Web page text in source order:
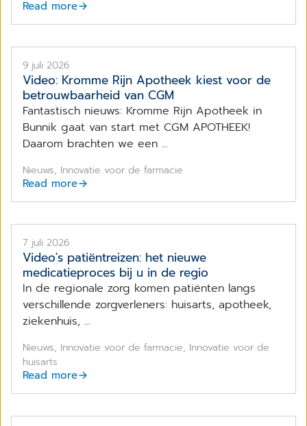
Read more
9 juli 2026
Video: Kromme Rijn Apotheek kiest voor de
betrouwbaarheid van CGM
Fantastisch nieuws: Kromme Rijn Apotheek in
Bunnik gaat van start met CGM APOTHEEK!
Daarom brachten we een ...
Nieuws, Innovatie voor de farmacie
Read more
7 juli 2026
Video's patiëntreizen: het nieuwe
medicatieproces bij u in de regio
In de regionale zorg komen patiënten langs
verschillende zorgverleners: huisarts, apotheek,
ziekenhuis, ...
Nieuws, Innovatie voor de farmacie, Innovatie voor de
huisarts
Read more